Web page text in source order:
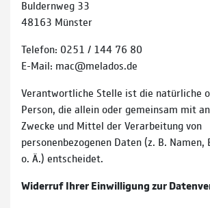
Buldernweg 33
48163 Münster
Telefon: 0251 / 144 76 80
E-Mail: mac@melados.de
Verantwortliche Stelle ist die natürliche
Person, die allein oder gemeinsam mit
Zwecke und Mittel der Verarbeitung von
personenbezogenen Daten (z. B. Namen,
o. Ä.) entscheidet.
Widerruf Ihrer Einwilligung zur